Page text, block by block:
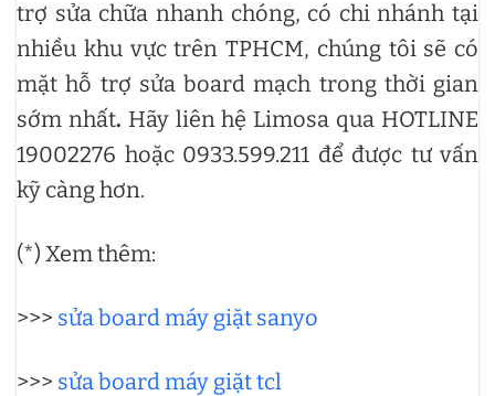
trợ sửa chữa nhanh chóng, có chi nhánh tại
nhiều khu vực trên TPHCM, chúng tôi sẽ có
mặt hỗ trợ sửa board mạch trong thời gian
sớm nhất. Hãy liên hệ Limosa qua HOTLINE
19002276 hoặc 0933.599.211 để được tư vấn
kỹ càng hơn.
(*) Xem thêm:
>>> sửa board máy giặt sanyo
>>> sửa board máy giặt tcl